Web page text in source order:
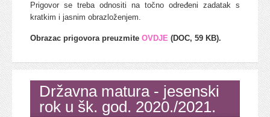
Prigovor se treba odnositi na točno određeni zadatak s
kratkim i jasnim obrazloženjem.
Obrazac prigovora preuzmite OVDJE (DOC, 59 KB).
Državna matura - jesenski
rok u šk. god. 2020./2021.